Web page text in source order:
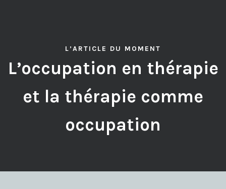
L’ARTICLE DU MOMENT
L’occupation en thérapie
et la thérapie comme
occupation